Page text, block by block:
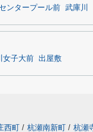
ンタープール前 武庫川
女子大前 出屋敷
西町 / 杭瀬南新町 / 杭瀬